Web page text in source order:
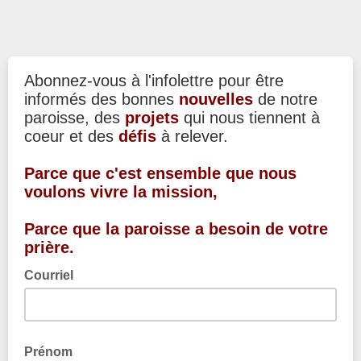
Abonnez-vous à l'infolettre pour être
informés des bonnes nouvelles de notre
paroisse, des projets qui nous tiennent à
coeur et des défis à relever.
Parce que c'est ensemble que nous
voulons vivre la mission,
Parce que la paroisse a besoin de votre
prière.
Courriel
Prénom